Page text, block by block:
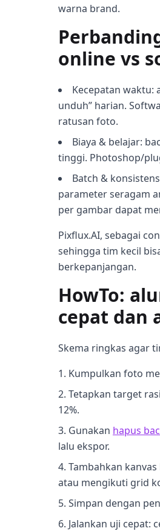
warna brand.
online vs
Kecepatan
unduh” harian.
ratusan foto.
Biaya & belajar:
tinggi. Photoshop/
Batch &
parameter seragam
per gambar dapat
Pixflux.AI, sebagai
sehingga tim kecil
berkepanjangan.
HowTo:
cepat dan
Skema ringkas agar
Kumpulkan foto
Tetapkan target
12%.
Gunakan hapus
lalu ekspor.
Tambahkan
atau mengikuti grid
Simpan dengan
Jalankan uji cepat: